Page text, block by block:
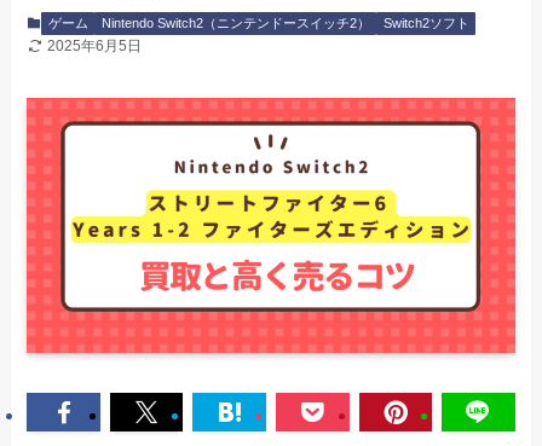
ゲーム Nintendo Switch2（ニンテンドースイッチ2） Switch2ソフト
2025年6月5日